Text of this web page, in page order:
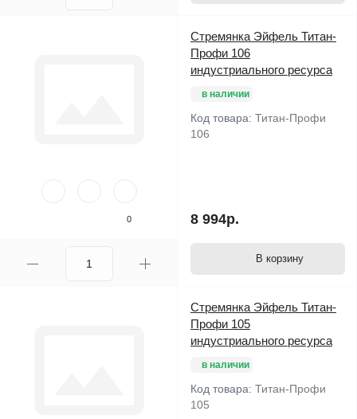
0
Стремянка Эйфель Титан-
Профи 106
индустриального ресурса
в наличии
Код товара: Титан-Профи
106
8 994р.
В корзину
Стремянка Эйфель Титан-
Профи 105
индустриального ресурса
в наличии
Код товара: Титан-Профи
105